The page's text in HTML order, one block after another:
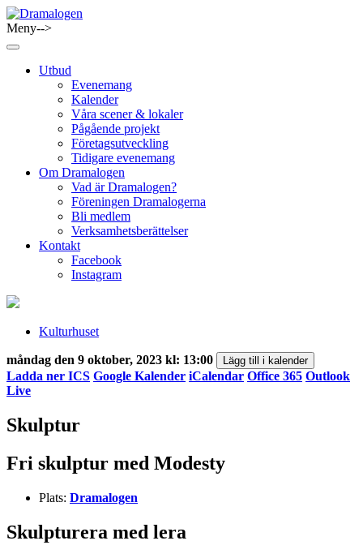
Skip
to
content
Meny-->
Utbud
Evenemang
Kalender
Våra scener & lokaler
Pågående projekt
Företagsutveckling
Tidigare evenemang
Om Dramalogen
Vad är Dramalogen?
Föreningen Dramalogerna
Bli medlem
Verksamhetsberättelser
Kontakt
Facebook
Instagram
Kulturhuset
måndag den 9 oktober, 2023 kl: 13:00 Lägg till i kalender
Ladda ner ICS Google Kalender iCalendar Office 365 Outlook
Live
Skulptur
Fri skulptur med Modesty
Plats: Dramalogen
Skulpturera med lera